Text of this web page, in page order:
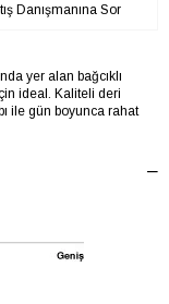
Danışmanına Sor
yer alan bağcıklı
ideal. Kaliteli deri
ile gün boyunca rahat